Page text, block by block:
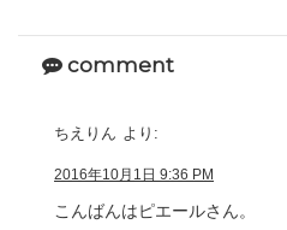
comment
ちえりん より:
2016年10月1日 9:36 PM
こんばんはピエールさん。